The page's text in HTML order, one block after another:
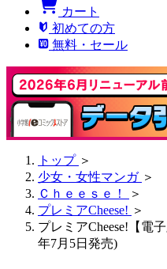
カート
初めての方
無料・セール
トップ ＞
少女・女性マンガ ＞
Ｃｈｅｅｓｅ！
＞
プレミアCheese! ＞
プレミアCheese!【電
年7月5日発売)